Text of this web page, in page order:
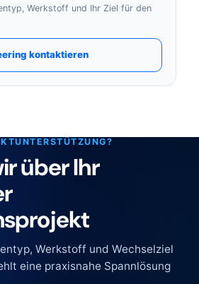
Werkstoff und Ihr Ziel für den
kontaktieren
über Ihr
Werkstoff und Wechselziel
eine praxisnahe Spannlösung